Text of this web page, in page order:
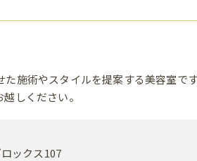
施術やスタイルを提案する美容室で
しください。
ックス107